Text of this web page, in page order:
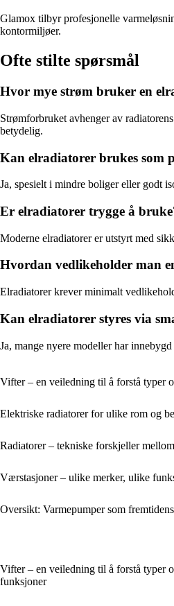
Glamox tilbyr profesjonelle
kontormiljøer.
Ofte stilte spørsmål
Hvor mye strøm bruker en
Strømforbruket avhenger av
betydelig.
Kan elradiatorer brukes som
Ja, spesielt i mindre boliger eller godt
Er elradiatorer trygge å
Moderne elradiatorer er utstyrt med
Hvordan vedlikeholder man
Elradiatorer krever minimalt
Kan elradiatorer styres via
Ja, mange nyere modeller har
Vifter – en veiledning til å forstå typer
Elektriske radiatorer for ulike rom og
Radiatorer – tekniske forskjeller
Værstasjoner – ulike merker, ulike
Oversikt: Varmepumper som
Vifter – en veiledning til å forstå typer
funksjoner